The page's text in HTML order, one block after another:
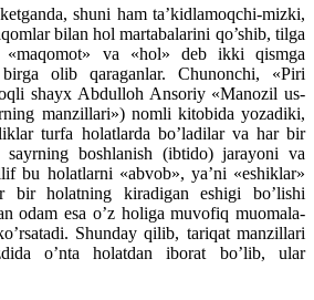
shuni ham ta’kidlamoqchi-mizki,
bilan hol martabalarini qo’shib, tilga
«maqomot» va «hol» deb ikki qismga
birga olib qaraganlar. Chunonchi, «Piri
shayx Abdulloh Ansoriy «Manozil us-
manzillari») nomli kitobida yozadiki,
turfa holatlarda bo’ladilar va har bir
boshlanish (ibtido) jarayoni va
bu holatlarni «abvob», ya’ni «eshiklar»
bir holatning kiradigan eshigi bo’lishi
odam esa o’z holiga muvofiq muomala-
Shunday qilib, tariqat manzillari
o’nta holatdan iborat bo’lib, ular